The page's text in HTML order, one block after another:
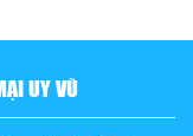
UY VŨ